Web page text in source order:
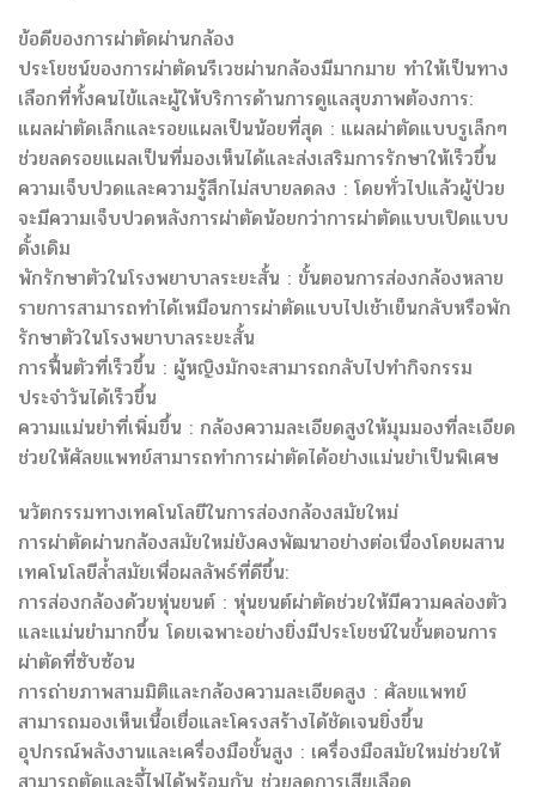
ข้อดีของการผ่าตัดผ่านกล้อง
ประโยชน์ของการผ่าตัดนรีเวชผ่านกล้องมีมากมาย ทำให้เป็นทาง
เลือกที่ทั้งคนไข้และผู้ให้บริการด้านการดูแลสุขภาพต้องการ:
แผลผ่าตัดเล็กและรอยแผลเป็นน้อยที่สุด : แผลผ่าตัดแบบรูเล็กๆ
ช่วยลดรอยแผลเป็นที่มองเห็นได้และส่งเสริมการรักษาให้เร็วขึ้น
ความเจ็บปวดและความรู้สึกไม่สบายลดลง : โดยทั่วไปแล้วผู้ป่วย
จะมีความเจ็บปวดหลังการผ่าตัดน้อยกว่าการผ่าตัดแบบเปิดแบบ
ดั้งเดิม
พักรักษาตัวในโรงพยาบาลระยะสั้น : ขั้นตอนการส่องกล้องหลาย
รายการสามารถทำได้เหมือนการผ่าตัดแบบไปเช้าเย็นกลับหรือพัก
รักษาตัวในโรงพยาบาลระยะสั้น
การฟื้นตัวที่เร็วขึ้น : ผู้หญิงมักจะสามารถกลับไปทำกิจกรรม
ประจำวันได้เร็วขึ้น
ความแม่นยำที่เพิ่มขึ้น : กล้องความละเอียดสูงให้มุมมองที่ละเอียด
ช่วยให้ศัลยแพทย์สามารถทำการผ่าตัดได้อย่างแม่นยำเป็นพิเศษ
นวัตกรรมทางเทคโนโลยีในการส่องกล้องสมัยใหม่
การผ่าตัดผ่านกล้องสมัยใหม่ยังคงพัฒนาอย่างต่อเนื่องโดยผสาน
เทคโนโลยีล้ำสมัยเพื่อผลลัพธ์ที่ดีขึ้น:
การส่องกล้องด้วยหุ่นยนต์ : หุ่นยนต์ผ่าตัดช่วยให้มีความคล่องตัว
และแม่นยำมากขึ้น โดยเฉพาะอย่างยิ่งมีประโยชน์ในขั้นตอนการ
ผ่าตัดที่ซับซ้อน
การถ่ายภาพสามมิติและกล้องความละเอียดสูง : ศัลยแพทย์
สามารถมองเห็นเนื้อเยื่อและโครงสร้างได้ชัดเจนยิ่งขึ้น
อุปกรณ์พลังงานและเครื่องมือขั้นสูง : เครื่องมือสมัยใหม่ช่วยให้